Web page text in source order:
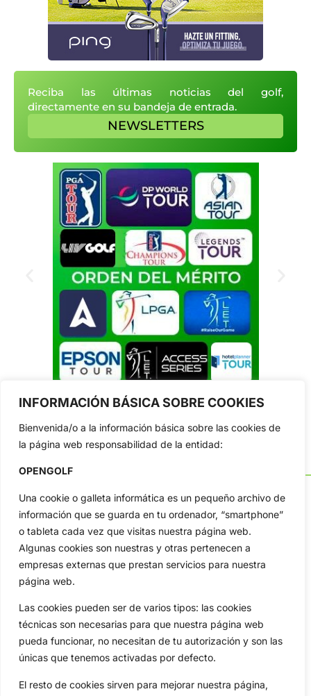
INFORMACIÓN BÁSICA SOBRE COOKIES
Bienvenida/o a la información básica sobre las cookies de
la página web responsabilidad de la entidad:
OPENGOLF
Una cookie o galleta informática es un pequeño archivo de
información que se guarda en tu ordenador, “smartphone”
o tableta cada vez que visitas nuestra página web.
Algunas cookies son nuestras y otras pertenecen a
empresas externas que prestan servicios para nuestra
página web.
Las cookies pueden ser de varios tipos: las cookies
técnicas son necesarias para que nuestra página web
pueda funcionar, no necesitan de tu autorización y son las
únicas que tenemos activadas por defecto.
El resto de cookies sirven para mejorar nuestra página,
Reciba las últimas noticias del golf,
directamente en su bandeja de entrada.
NEWSLETTERS
OpenGolf ofrece toda la actualidad, información del golf
profesional y amateur, resultados en directo, vídeos, noticias,
Jon Rahm, LIV Golf, PGA Tour, Ryder Cup, DP World Tour, LPGA
Inicio
Actualidad
Amateurs
Especiales
Jon Rahm
Ryder Cup
Reglas
De Interés